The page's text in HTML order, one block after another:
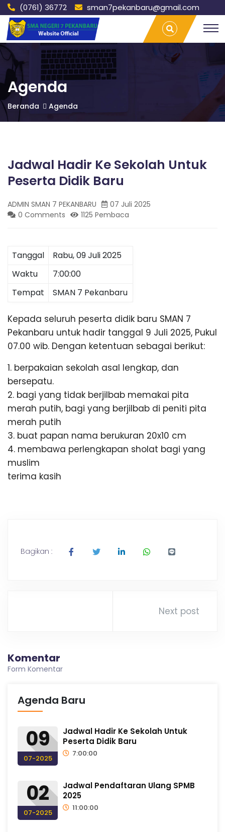
(0761) 36772 sman7pekanbaru@gmail.com
S
M
A
N
P
E
A
N
B
A
R
U
Jadwal
Hadir Ke
Sekolah
Untuk
Peserta
Didik Baru |
SMAN 7
PEKANBARU
a
v
e
L
m
p
u
Agenda
Beranda Agenda
Jadwal Hadir Ke Sekolah Untuk
Peserta Didik Baru
ADMIN SMAN 7 PEKANBARU
07 Juli 2025
0 Comments
1125 Pembaca
Tanggal
Rabu, 09 Juli 2025
Waktu
7:00:00
Tempat
SMAN 7 Pekanbaru
Kepada seluruh peserta didik baru SMAN 7
Pekanbaru untuk hadir tanggal 9 Juli 2025, Pukul
07.00 wib. Dengan ketentuan sebagai berikut:
1. berpakaian sekolah asal lengkap, dan
bersepatu.
2. ⁠bagi yang tidak berjilbab memakai pita
merah putih, bagi yang berjilbab di peniti pita
merah putih
3. ⁠buat papan nama berukuran 20x10 cm
4. ⁠membawa perlengkapan sholat bagi yang
muslim
terima kasih
Bagikan :
Next post
Komentar
Form Komentar
Agenda Baru
09
07-2025
Jadwal Hadir Ke Sekolah Untuk
Peserta Didik Baru
7:00:00
02
07-2025
Jadwal Pendaftaran Ulang SPMB
2025
11:00:00